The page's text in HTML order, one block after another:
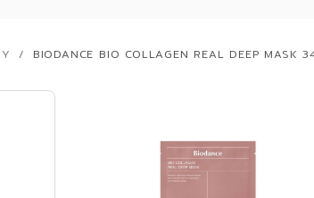
/ BIODANCE BIO COLLAGEN REAL DEEP MASK